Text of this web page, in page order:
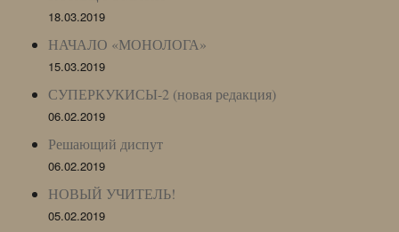
18.03.2019
НАЧАЛО «МОНОЛОГА»
15.03.2019
СУПЕРКУКИСЫ-2 (новая редакция)
06.02.2019
Решающий диспут
06.02.2019
НОВЫЙ УЧИТЕЛЬ!
05.02.2019